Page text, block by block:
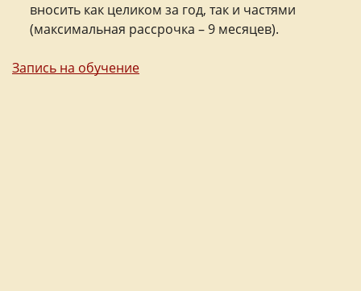
вносить как целиком за год, так и частями
(максимальная рассрочка – 9 месяцев).
Запись на обучение